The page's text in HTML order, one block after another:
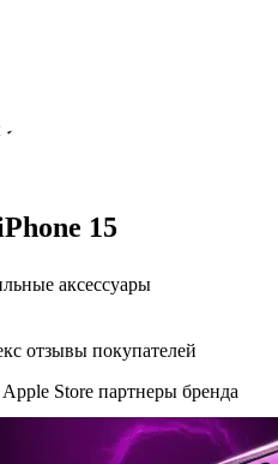
15
аксессуары
отзывы покупателей
Store партнеры бренда